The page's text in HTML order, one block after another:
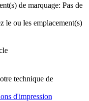
de marquage: Pas de
le ou les emplacement(s)
technique de
d'impression